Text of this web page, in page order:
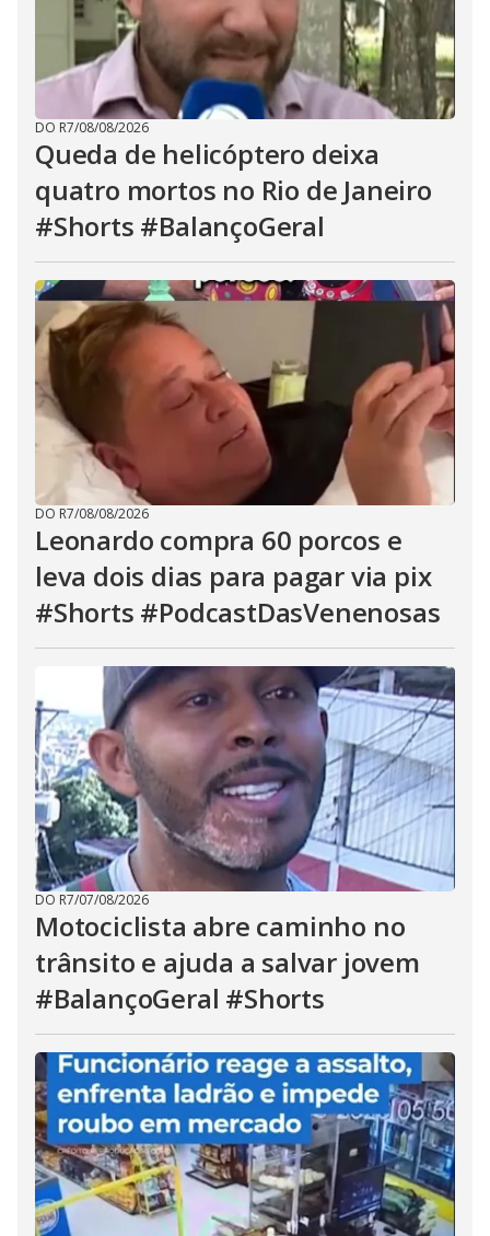
DO R7/08/08/2026
Queda de helicóptero deixa
quatro mortos no Rio de Janeiro
#Shorts #BalançoGeral
DO R7/08/08/2026
Leonardo compra 60 porcos e
leva dois dias para pagar via pix
#Shorts #PodcastDasVenenosas
DO R7/07/08/2026
Motociclista abre caminho no
trânsito e ajuda a salvar jovem
#BalançoGeral #Shorts